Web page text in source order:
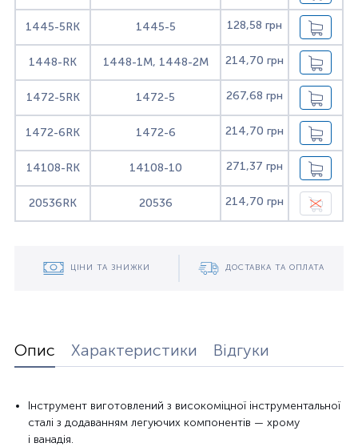
1445-5RK 1445-5 128,58 грн
1448-RK 1448-1M, 1448-2M 214,70 грн
1472-5RK 1472-5 267,68 грн
1472-6RK 1472-6 214,70 грн
14108-RK 14108-10 271,37 грн
20536RK 20536 214,70 грн
ЦІНИ ТА ЗНИЖКИ ДОСТАВКА ТА ОПЛАТА
Опис Характеристики Відгуки
Інструмент виготовлений з високоміцної інструментальної
сталі з додаванням легуючих компонентів — хрому
і ванадія.